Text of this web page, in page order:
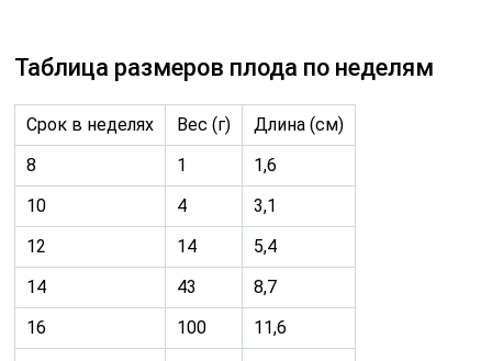
20
300
16,4
24
30
35,6
37,6
39,9
42,4
45